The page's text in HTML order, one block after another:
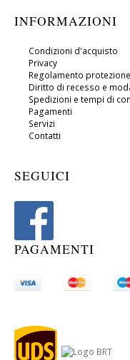
INFORMAZIONI
Condizioni d'acquisto
Privacy
Regolamento
Diritto di recesso e
Spedizioni e tempi di
Pagamenti
Servizi
Contatti
SEGUICI
PAGAMENTI